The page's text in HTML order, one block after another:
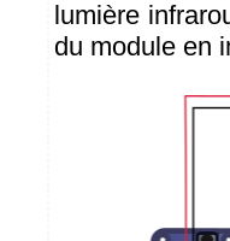
lumière
du module en